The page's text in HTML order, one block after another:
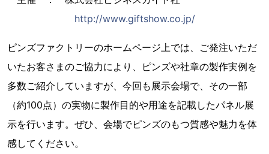
http://www.giftshow.co.jp/
ピンズファクトリーのホームページ上では、ご発注いただ
いたお客さまのご協力により、ピンズや社章の製作実例を
多数ご紹介していますが、今回も展示会場で、その一部
（約100点）の実物に製作目的や用途を記載したパネル展
示を行います。ぜひ、会場でピンズのもつ質感や魅力を体
感してください。